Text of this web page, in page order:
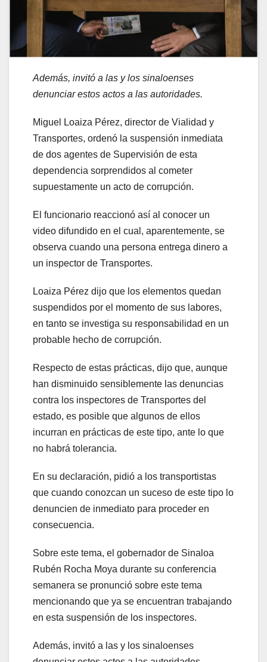
Además, invitó a las y los sinaloenses
denunciar estos actos a las autoridades.
Miguel Loaiza Pérez, director de Vialidad y
Transportes, ordenó la suspensión inmediata
de dos agentes de Supervisión de esta
dependencia sorprendidos al cometer
supuestamente un acto de corrupción.
El funcionario reaccionó así al conocer un
video difundido en el cual, aparentemente, se
observa cuando una persona entrega dinero a
un inspector de Transportes.
Loaiza Pérez dijo que los elementos quedan
suspendidos por el momento de sus labores,
en tanto se investiga su responsabilidad en un
probable hecho de corrupción.
Respecto de estas prácticas, dijo que, aunque
han disminuido sensiblemente las denuncias
contra los inspectores de Transportes del
estado, es posible que algunos de ellos
incurran en prácticas de este tipo, ante lo que
no habrá tolerancia.
En su declaración, pidió a los transportistas
que cuando conozcan un suceso de este tipo lo
denuncien de inmediato para proceder en
consecuencia.
Sobre este tema, el gobernador de Sinaloa
Rubén Rocha Moya durante su conferencia
semanera se pronunció sobre este tema
mencionando que ya se encuentran trabajando
en esta suspensión de los inspectores.
Además, invitó a las y los sinaloenses